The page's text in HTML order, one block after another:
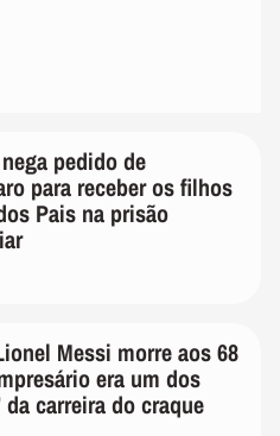
pedido de
para receber os filhos
Pais na prisão
Messi morre aos 68
era um dos
carreira do craque